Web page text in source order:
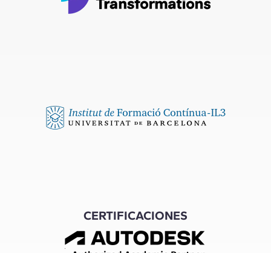
CERTIFICACIONES